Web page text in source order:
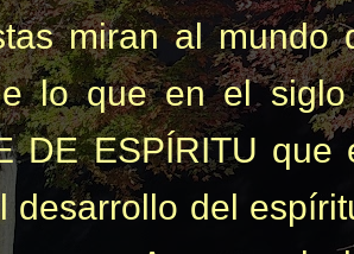
miran al mundo
lo que en el
DE ESPÍRITU
desarrollo del